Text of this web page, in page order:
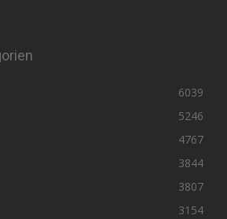
6039
5246
4767
3844
3807
3154